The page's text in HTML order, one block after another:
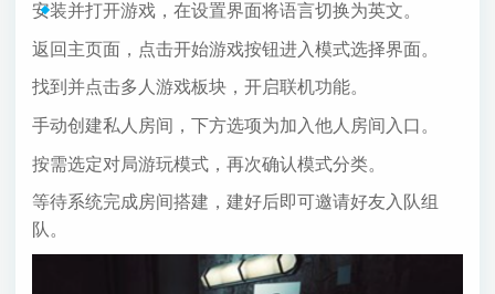
安装并打开游戏，在设置界面将语言切换为英文。
返回主页面，点击开始游戏按钮进入模式选择界面。
找到并点击多人游戏板块，开启联机功能。
手动创建私人房间，下方选项为加入他人房间入口。
按需选定对局游玩模式，再次确认模式分类。
等待系统完成房间搭建，建好后即可邀请好友入队组
队。